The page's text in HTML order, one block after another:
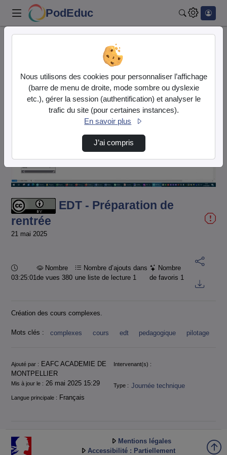
PodEduc
EDT - Préparation de rentrée
Lire
la
vidéo
EDT - Préparation de
rentrée
21 mai 2025
Durée :
03:25:01
Nombre
de vues 380
Nombre d’ajouts dans
une liste de lecture 1
Nombre
de favoris 1
Création des cours complexes.
Mots clés : complexes cours edt pedagogique pilotage
Informations
Ajouté par : EAFC ACADEMIE DE
MONTPELLIER
Intervenant(s) :
Mis à jour le : 26 mai 2025 15:29 Type : Journée technique
Langue principale : Français
Mentions légales
Accessibilité : Partiellement
Nous utilisons des cookies pour personnaliser l’affichage
(barre de menu de droite, mode sombre ou dyslexie
etc.), gérer la session (authentification) et analyser le
trafic du site (pour certaines instances).
En savoir plus
J’ai compris